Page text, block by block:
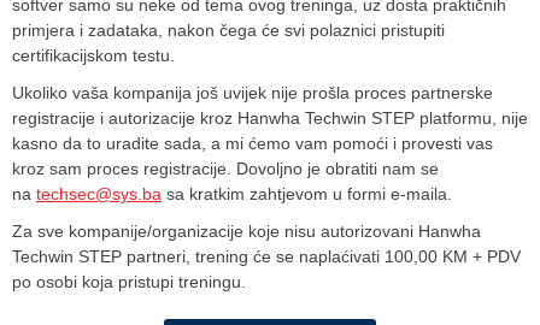
softver samo su neke od tema ovog treninga, uz dosta praktičnih
primjera i zadataka, nakon čega će svi polaznici pristupiti
certifikacijskom testu.
Ukoliko vaša kompanija još uvijek nije prošla proces partnerske
registracije i autorizacije kroz Hanwha Techwin STEP platformu, nije
kasno da to uradite sada, a mi ćemo vam pomoći i provesti vas
kroz sam proces registracije. Dovoljno je obratiti nam se
na techsec@sys.ba sa kratkim zahtjevom u formi e-maila.
Za sve kompanije/organizacije koje nisu autorizovani Hanwha
Techwin STEP partneri, trening će se naplaćivati 100,00 KM + PDV
po osobi koja pristupi treningu.